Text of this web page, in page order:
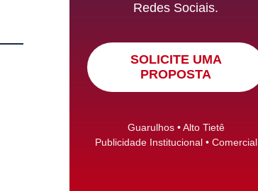
Redes Sociais.
SOLICITE UMA
PROPOSTA
Guarulhos • Alto Tietê
Publicidade Institucional • Comercial